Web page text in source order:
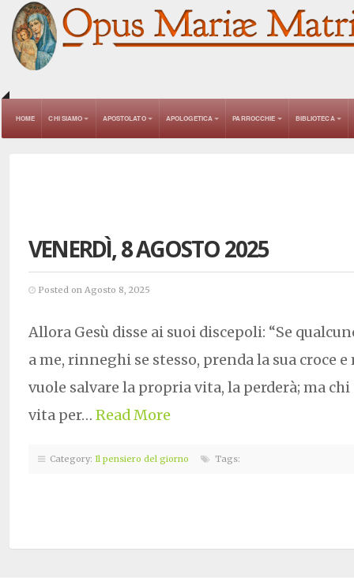
HOME CHI SIAMO APOSTOLATO APOLOGETICA PARROCCHIE BIBLIOTECA
VENERDÌ, 8 AGOSTO 2025
Posted on Agosto 8, 2025
Allora Gesù disse ai suoi discepoli: “Se
a me, rinneghi se stesso, prenda la sua croce e
vuole salvare la propria vita, la perderà; ma
vita per… Read More
Category: Il pensiero del giorno Tags: